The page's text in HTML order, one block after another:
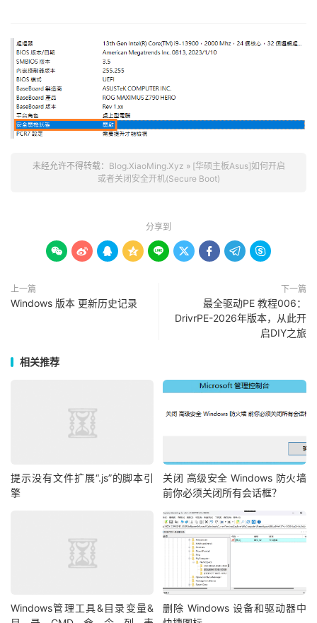
未经允许不得转载： Blog.XiaoMing.Xyz » [华硕主板Asus]如何开启
或者关闭安全开机(Secure Boot)
分享到
        
上一篇
Windows 版本 更新历史记录
下一篇
最全驱动PE 教程006：
DrivrPE-2026年版本，从此开
启DIY之旅
相关推荐
提示没有文件扩展“.js”的脚本引
擎
关闭 高级安全 Windows 防火墙
前你必须关闭所有会话框？
Windows管理工具&目录变量&
删除 Windows 设备和驱动器中